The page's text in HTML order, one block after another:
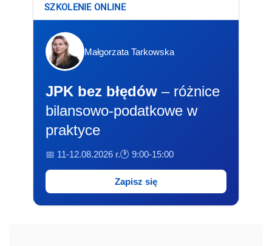
SZKOLENIE ONLINE
Małgorzata Tarkowska
JPK bez błędów – różnice
bilansowo-podatkowe w
praktyce
📅 11-12.08.2026 r.🕐 9:00-15:00
Zapisz się